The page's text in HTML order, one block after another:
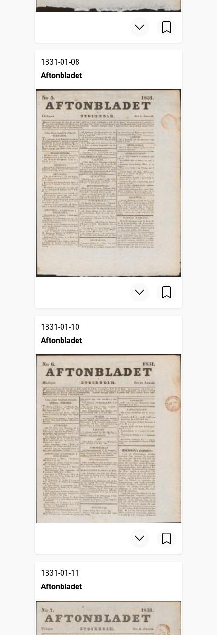
1831-01-08
Aftonbladet
1831-01-10
Aftonbladet
1831-01-11
Aftonbladet